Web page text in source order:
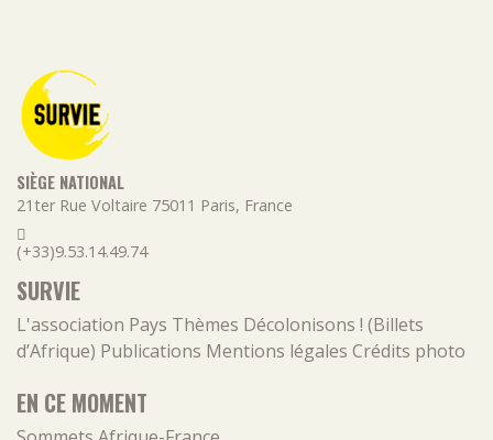
SIÈGE NATIONAL
21ter Rue Voltaire 75011 Paris, France
(+33)9.53.14.49.74
SURVIE
L'association Pays Thèmes Décolonisons ! (Billets
d’Afrique) Publications Mentions légales Crédits photo
EN CE MOMENT